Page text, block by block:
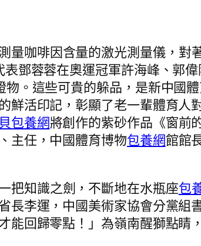
量咖啡因含量的激光測量儀，
鄧蓉蓉在奧運冠軍許海峰、郭
物。這些可貴的躲品，是新中國
鮮活印記，彰顯了老一輩體育
包養網將創作的紫砂作品《窗前
主任，中國體育博物包養網館館
把知識之劍，不斷地在水瓶座包
長李運，中國美術家協會分黨
能回歸零點！」為嶺南醒獅點睛